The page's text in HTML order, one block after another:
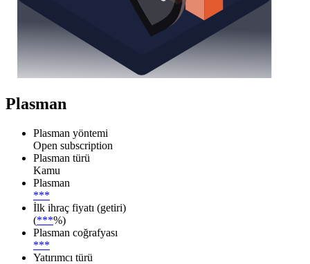
Plasman
Plasman yöntemi
Open subscription
Plasman türü
Kamu
Plasman
***
İlk ihraç fiyatı (getiri)
(***%)
Plasman coğrafyası
***
Yatırımcı türü